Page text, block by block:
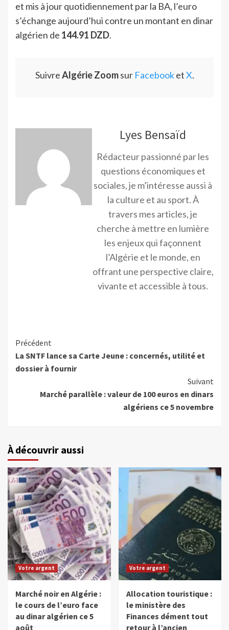
et mis à jour quotidiennement par la BA, l’euro
s’échange aujourd’hui contre un montant en dinar
algérien de 144.91 DZD.
SuivreAlgérie Zoomsur FacebooketX.
Lyes Bensaïd
Rédacteur passionné par les
questions économiques et
sociales, je m’intéresse aussi à
la culture et au sport. À
travers mes articles, je
cherche à mettre en lumière
les enjeux qui façonnent
l’Algérie et le monde, en
offrant une perspective claire,
vivante et accessible à tous.
Précédent
La SNTF lance sa Carte Jeune : concernés, utilité et
dossier à fournir
Suivant
Marché parallèle : valeur de 100 euros en dinars
algériens ce 5 novembre
À découvrir aussi
Votre argent
Marché noir en Algérie :
le cours de l’euro face
au dinar algérien ce 5
août
Votre argent
Allocation touristique :
le ministère des
Finances dément tout
retour à l’ancien